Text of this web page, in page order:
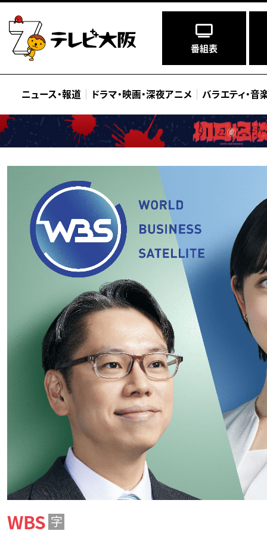
番組表
ニュース・報道 ドラマ・映画・深夜アニメ バラエティ・音
WBS 字